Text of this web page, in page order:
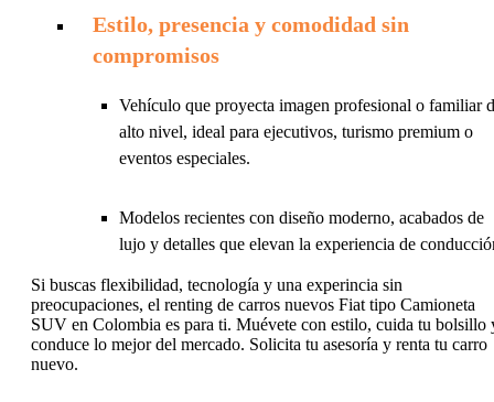
Estilo, presencia y comodidad sin
compromisos
Vehículo que proyecta imagen profesional o familiar
alto nivel, ideal para ejecutivos, turismo premium o
eventos especiales.
Modelos recientes con diseño moderno, acabados de
lujo y detalles que elevan la experiencia de
Si buscas flexibilidad, tecnología y una experincia sin
preocupaciones, el renting de carros nuevos Fiat tipo Camioneta
SUV en Colombia es para ti. Muévete con estilo, cuida tu bolsillo
conduce lo mejor del mercado. Solicita tu asesoría y renta tu carro
nuevo.